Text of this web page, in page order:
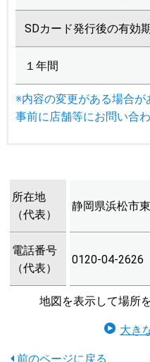
SDカード発行後の有効
１年間
※内容の変更がある場合
事前に店舗等にお問い合わ
所在地
（代表）
静岡県浜松市
電話番号
（代表）
0120-04-2626
地図を表示して場所
大き